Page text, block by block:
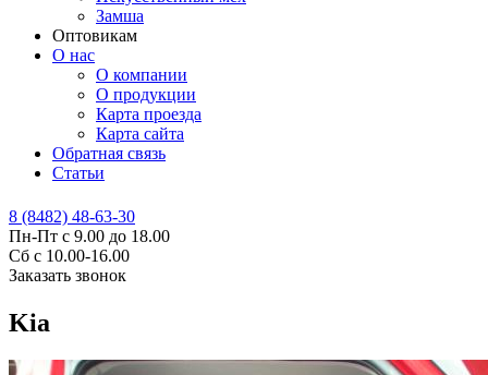
Замша
Оптовикам
О нас
О компании
О продукции
Карта проезда
Карта сайта
Обратная связь
Статьи
8 (8482) 48-63-30
Пн-Пт с 9.00 до 18.00
Сб с 10.00-16.00
Заказать звонок
Kia